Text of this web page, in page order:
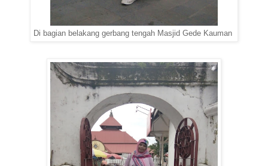
Di bagian belakang gerbang tengah Masjid Gede Kauman